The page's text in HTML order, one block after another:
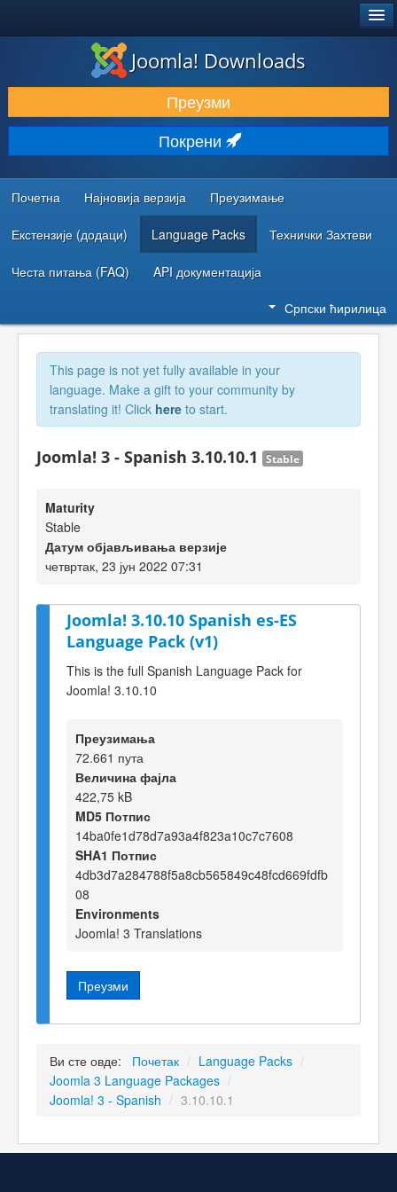
ПРЕУЗИМАЊЕ И ПРОШИРЕЊА (ЕКСТЕНЗИЈЕ)
ОТКРИЈТЕ И НАУЧИТЕ
ЗАЈЕДНИЦА И ПОДРШКА
РЕСУРСИ ЗА РАЗВОЈ
Joomla! Downloads
Преузми
Покрени
Почетна Најновија верзија Преузимање
Екстензије (додаци) Language Packs Технички Захтеви
Честа питања (FAQ) API документација
Српски ћирилица
This page is not yet fully available in your
language. Make a gift to your community by
translating it! Click here to start.
Joomla! 3 - Spanish 3.10.10.1 Stable
Maturity
Stable
Датум објављивања верзије
четвртак, 23 јун 2022 07:31
Joomla! 3.10.10 Spanish es-ES
Language Pack (v1)
This is the full Spanish Language Pack for
Joomla! 3.10.10
Преузимања
72.661 пута
Величина фајла
422,75 kB
MD5 Потпис
14ba0fe1d78d7a93a4f823a10c7c7608
SHA1 Потпис
4db3d7a284788f5a8cb565849c48fcd669fdfb
08
Environments
Joomla! 3 Translations
Преузми
Ви сте овде: Почетак / Language Packs /
Joomla 3 Language Packages /
Joomla! 3 - Spanish / 3.10.10.1